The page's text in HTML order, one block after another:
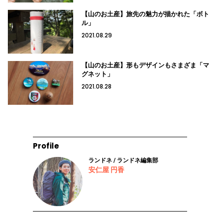
【山のお土産】旅先の魅力が描かれた「ボト
ル」
2021.08.29
【山のお土産】形もデザインもさまざま「マ
グネット」
2021.08.28
Profile
ランドネ / ランドネ編集部
安仁屋 円香